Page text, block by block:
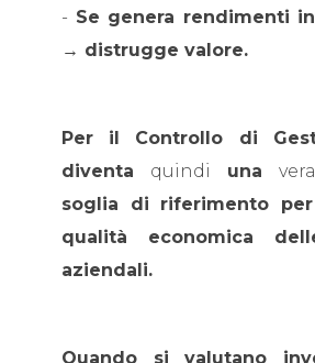
- Se genera rendimenti
→ distrugge valore.
Per il Controllo di
diventa quindi una
soglia di riferimento
qualità economica
aziendali.
Quando si valutano